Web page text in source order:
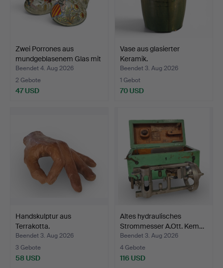
Zwei Porrones aus
mundgeblasenem Glas mit
…
Beendet 4. Aug 2026
2 Gebote
47 USD
Vase aus glasierter
Keramik.
Beendet 3. Aug 2026
1 Gebot
70 USD
Handskulptur aus
Terrakotta.
Beendet 3. Aug 2026
3 Gebote
58 USD
Altes hydraulisches
Strommesser A.Ott. Kem…
Beendet 3. Aug 2026
4 Gebote
116 USD